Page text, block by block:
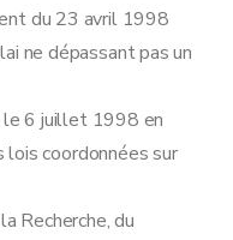
du 23 avril 1998
ne dépassant pas un
le 6 juillet 1998 en
coordonnées sur
Recherche, du